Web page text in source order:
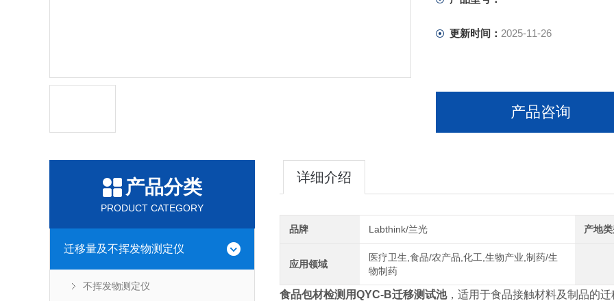
更新时间： 2025-11-26
产品咨询
产品分类
PRODUCT CATEGORY
迁移量及不挥发物测定仪
不挥发物测定仪
详细介绍
品牌 Labthink/兰光 产地
应用领域
医疗卫生,食品/农产品,化工,生物产业,制药/生
物制药
食品包材检测用QYC-B迁移测试池，适用于食品接触材料及制品的